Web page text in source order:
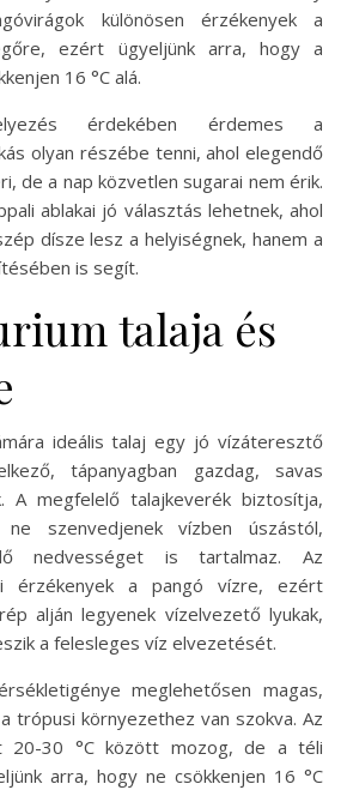
különösen érzékenyek a
ezért ügyeljünk arra, hogy a
16 °C alá.
érdekében érdemes a
olyan részébe tenni, ahol elegendő
de a nap közvetlen sugarai nem érik.
ablakai jó választás lehetnek, ahol
dísze lesz a helyiségnek, hanem a
is segít.
talaja és
ideális talaj egy jó vízáteresztő
tápanyagban gazdag, savas
A megfelelő talajkeverék biztosítja,
szenvedjenek vízben úszástól,
nedvességet is tartalmaz. Az
érzékenyek a pangó vízre, ezért
alján legyenek vízelvezető lyukak,
a felesleges víz elvezetését.
meglehetősen magas,
trópusi környezethez van szokva. Az
20-30 °C között mozog, de a téli
arra, hogy ne csökkenjen 16 °C